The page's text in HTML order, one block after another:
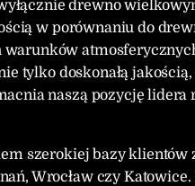
drewno
w porównaniu do
tylko doskonałą
naszą pozycję lidera
szerokiej bazy klientów
Wrocław czy